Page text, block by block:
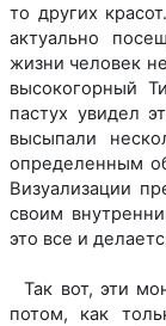
то других
актуально
жизни человек
высокогорный
пастух увидел
высыпали
определенным
Визуализации
своим
это все и
Так вот, эти
потом, как